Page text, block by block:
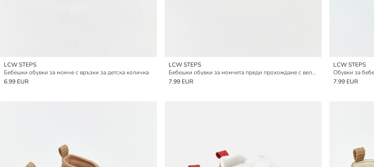
LCW STEPS
Бебешки обувки за момче с връзки за детска количка
6.99 EUR
LCW STEPS
Бебешки обувки за момчета преди прохождане с велкро закопчаване
7.99 EUR
LCW STEPS
Обувки за
7.99 EUR